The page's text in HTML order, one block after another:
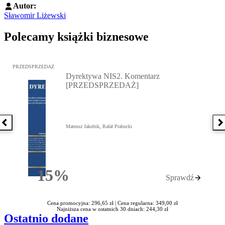
Autor:
Sławomir Liżewski
Polecamy książki biznesowe
Poprzednia książka
Przejdź do: Dyrektywa NIS2. Komentarz [PRZEDSPRZEDAŻ],
PRZEDSPRZEDAŻ
15%Rabatu
Dyrektywa NIS2. Komentarz
[PRZEDSPRZEDAŻ]
Mateusz Jakubik, Rafał Prabucki
Sprawdź
Cena promocyjna: 296,65 zł | Cena regularna: 349,00 zł
Najniższa cena w ostatnich 30 dniach: 244,30 zł
Ostatnio dodane